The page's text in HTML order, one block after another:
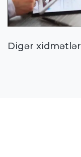
Digər xidmətlər